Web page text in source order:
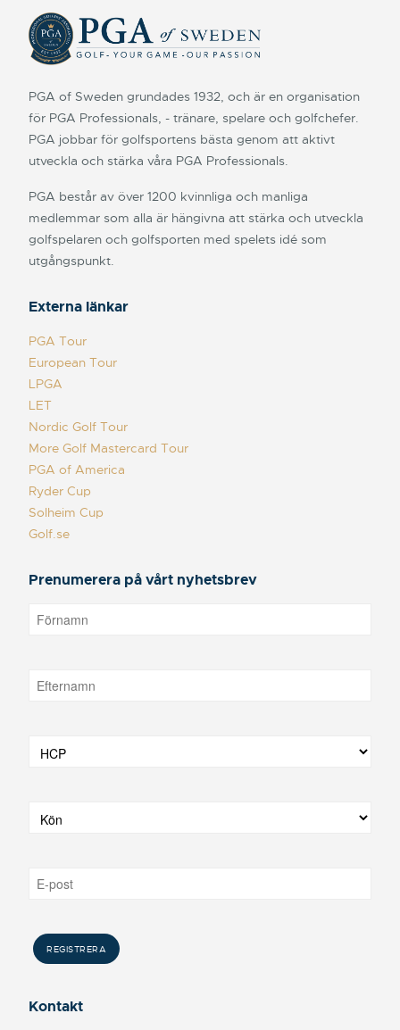
PGA of Sweden grundades 1932, och är en organisation
för PGA Professionals, - tränare, spelare och golfchefer.
PGA jobbar för golfsportens bästa genom att aktivt
utveckla och stärka våra PGA Professionals.
PGA består av över 1200 kvinnliga och manliga
medlemmar som alla är hängivna att stärka och utveckla
golfspelaren och golfsporten med spelets idé som
utgångspunkt.
Externa länkar
PGA Tour
European Tour
LPGA
LET
Nordic Golf Tour
More Golf Mastercard Tour
PGA of America
Ryder Cup
Solheim Cup
Golf.se
Prenumerera på vårt nyhetsbrev
Kontakt